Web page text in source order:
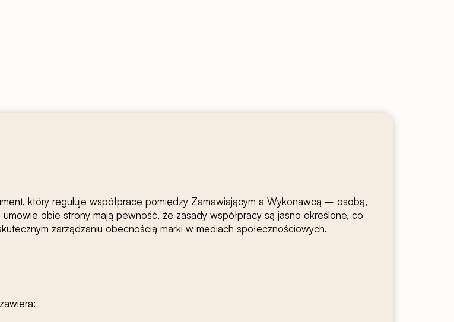
który reguluje współpracę pomiędzy Zamawiającym a Wykonawcą – osobą,
obie strony mają pewność, że zasady współpracy są jasno określone, co
zarządzaniu obecnością marki w mediach społecznościowych.